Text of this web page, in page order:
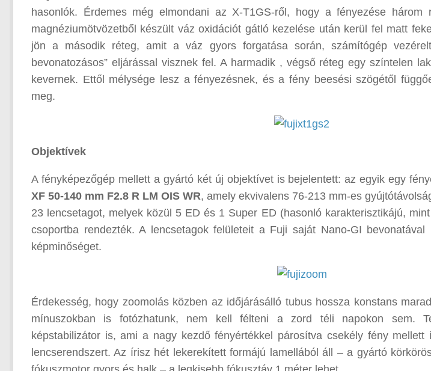
hasonlók. Érdemes még elmondani az X-T1GS-ről, hogy a fényezése
magnéziumötvözetből készült váz oxidációt gátló kezelése után kerül fel matt
jön a második réteg, amit a váz gyors forgatása során, számítógép
bevonatozásos” eljárással visznek fel. A harmadik , végső réteg egy színtelen
kevernek. Ettől mélysége lesz a fényezésnek, és a fény beesési szögétől
meg.
Objektívek
A fényképezőgép mellett a gyártó két új objektívet is bejelentett: az egyik egy
XF 50-140 mm F2.8 R LM OIS WR, amely ekvivalens 76-213 mm-es
23 lencsetagot, melyek közül 5 ED és 1 Super ED (hasonló karakterisztikájú,
csoportba rendezték. A lencsetagok felületeit a Fuji saját Nano-GI
képminőséget.
Érdekesség, hogy zoomolás közben az időjárásálló tubus hossza konstans
mínuszokban is fotózhatunk, nem kell félteni a zord téli napokon sem.
képstabilizátor is, ami a nagy kezdő fényértékkel párosítva csekély fény
lencserendszert. Az írisz hét lekerekített formájú lamellából áll – a gyártó